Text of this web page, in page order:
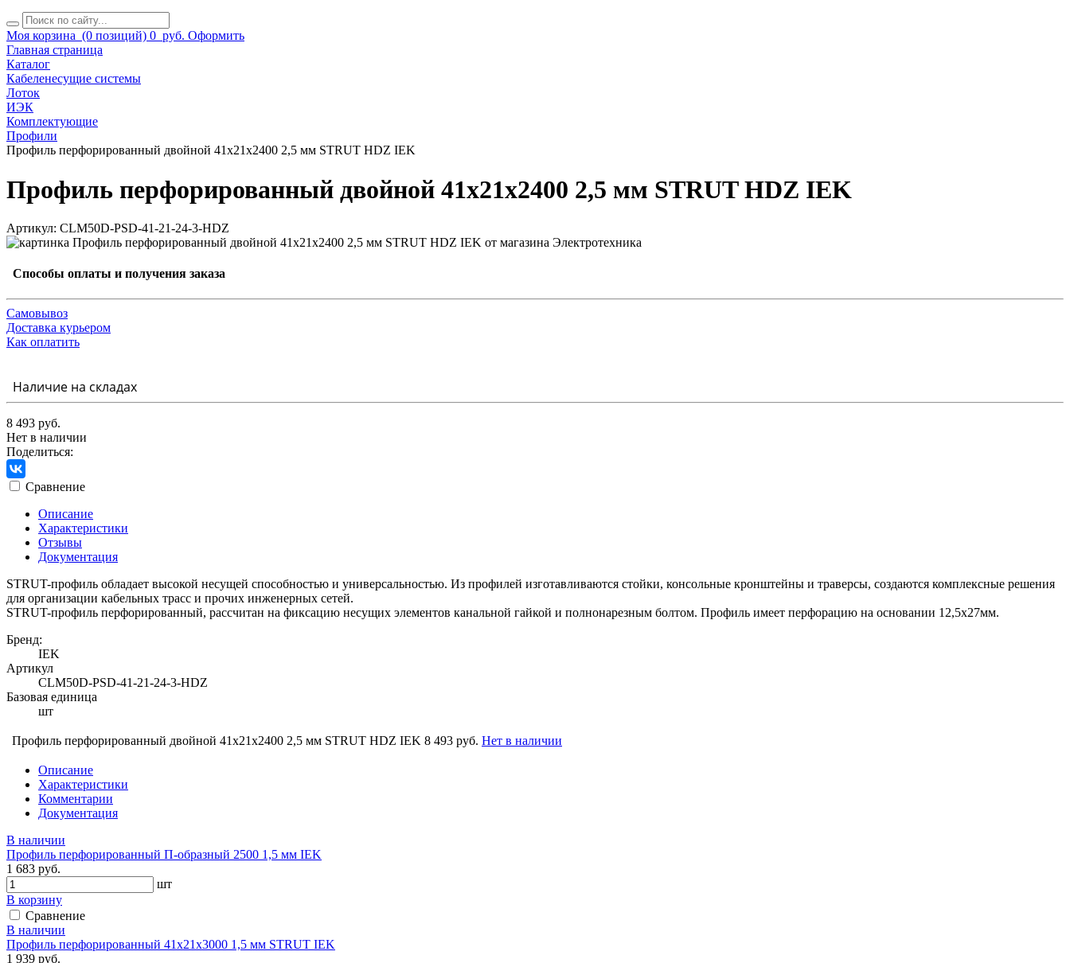
Моя корзина (0 позиций) 0 руб. Оформить
Главная страница
Каталог
Кабеленесущие системы
Лоток
ИЭК
Комплектующие
Профили
Профиль перфорированный двойной 41х21х2400 2,5 мм STRUT HDZ IEK
Профиль перфорированный двойной 41х21х2400 2,5 мм STRUT HDZ IEK
Артикул: CLM50D-PSD-41-21-24-3-HDZ
Способы оплаты и получения заказа
Самовывоз
Доставка курьером
Как оплатить
Наличие на складах
8 493 руб.
Нет в наличии
Поделиться:
Сравнение
Описание
Характеристики
Отзывы
Документация
STRUT-профиль обладает высокой несущей способностью и универсальностью. Из профилей изготавливаются стойки, консольные кронштейны и траверсы, создаются комплексные решения
для организации кабельных трасс и прочих инженерных сетей.
STRUT-профиль перфорированный, рассчитан на фиксацию несущих элементов канальной гайкой и полнонарезным болтом. Профиль имеет перфорацию на основании 12,5х27мм.
Бренд:
IEK
Артикул
CLM50D-PSD-41-21-24-3-HDZ
Базовая единица
шт
Профиль перфорированный двойной 41х21х2400 2,5 мм STRUT HDZ IEK 8 493 руб. Нет в наличии
Описание
Характеристики
Комментарии
Документация
В наличии
Профиль перфорированный П-образный 2500 1,5 мм IEK
1 683 руб.
шт
В корзину
Сравнение
В наличии
Профиль перфорированный 41х21х3000 1,5 мм STRUT IEK
1 939 руб.